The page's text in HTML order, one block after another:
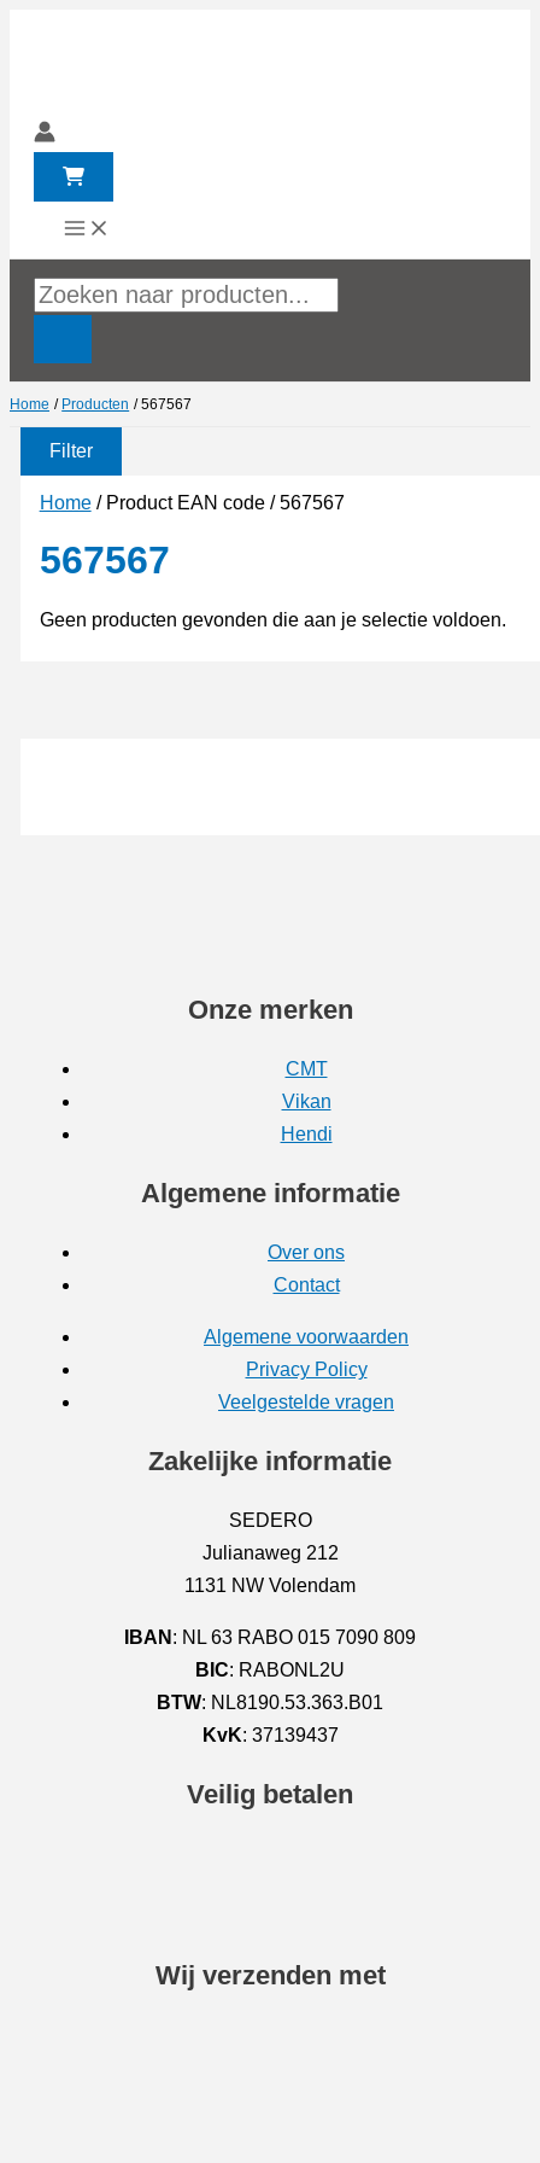
inhoud
Producten
Home Producten 567567
Home/ Product EAN code / 567567
567567
Geen producten gevonden die aan je selectie voldoen.
Filter
Onze merken
CMT
Vikan
Hendi
Algemene informatie
Over ons
Contact
Algemene voorwaarden
Privacy Policy
Veelgestelde vragen
Zakelijke informatie
SEDERO
Julianaweg 212
1131 NW Volendam
IBAN : NL 63 RABO 015 7090 809
BIC: RABONL2U
BTW: NL8190.53.363.B01
KvK: 37139437
Veilig betalen
Wij verzenden met